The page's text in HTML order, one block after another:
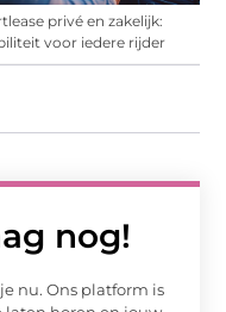
privé en zakelijk:
voor iedere rijder
nog!
nu. Ons platform is